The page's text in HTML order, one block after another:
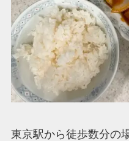
東京駅から徒歩数分の